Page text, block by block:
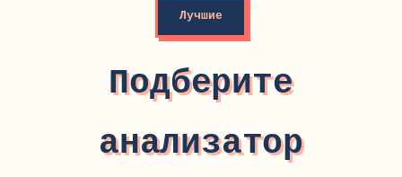
Лучшие
Подберите
анализатор